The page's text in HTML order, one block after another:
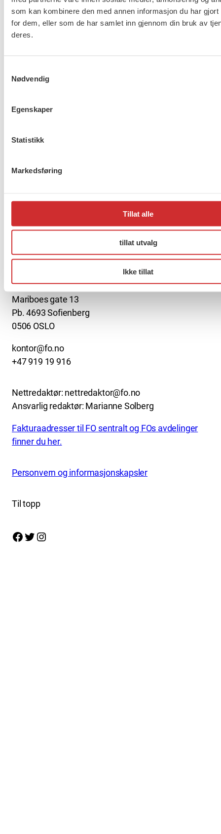
som kan kombinere den med annen informasjon du har gjort
for dem, eller som de har samlet inn gjennom din bruk av
deres.
Nødvendig
Egenskaper
Statistikk
Markedsføring
Tillat alle
tillat utvalg
Ikke tillat
About us (English)
FO (Fellesorganisasjonen)
Mariboes gate 13
Pb. 4693 Sofienberg
0506 OSLO
kontor@fo.no
+47 919 19 916
Nettredaktør: nettredaktor@fo.no
Ansvarlig redaktør: Marianne Solberg
Fakturaadresser til FO sentralt og FOs avdelinger
finner du her.
Personvern og informasjonskapsler
Til topp
Facebook Twitter Instagram